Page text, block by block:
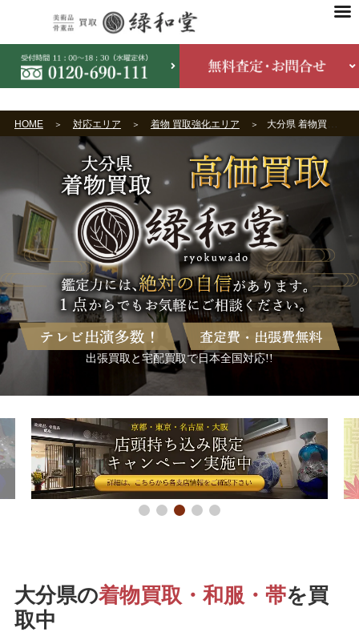
HOME 対応エリア 着物 買取強化エリア 大分県 着物買取
出張買取と宅配買取で日本全国対応!!
大分県の着物買取・和服・帯を買
取中